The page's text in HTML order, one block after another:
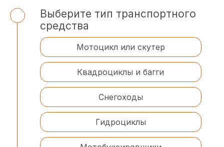
Выберите тип транспортного
средства
Мотоцикл или скутер
Квадроциклы и багги
Снегоходы
Гидроциклы